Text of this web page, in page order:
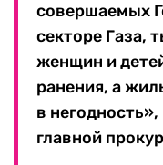
совершаемых
секторе Газа,
женщин и
ранения, а
в
главной